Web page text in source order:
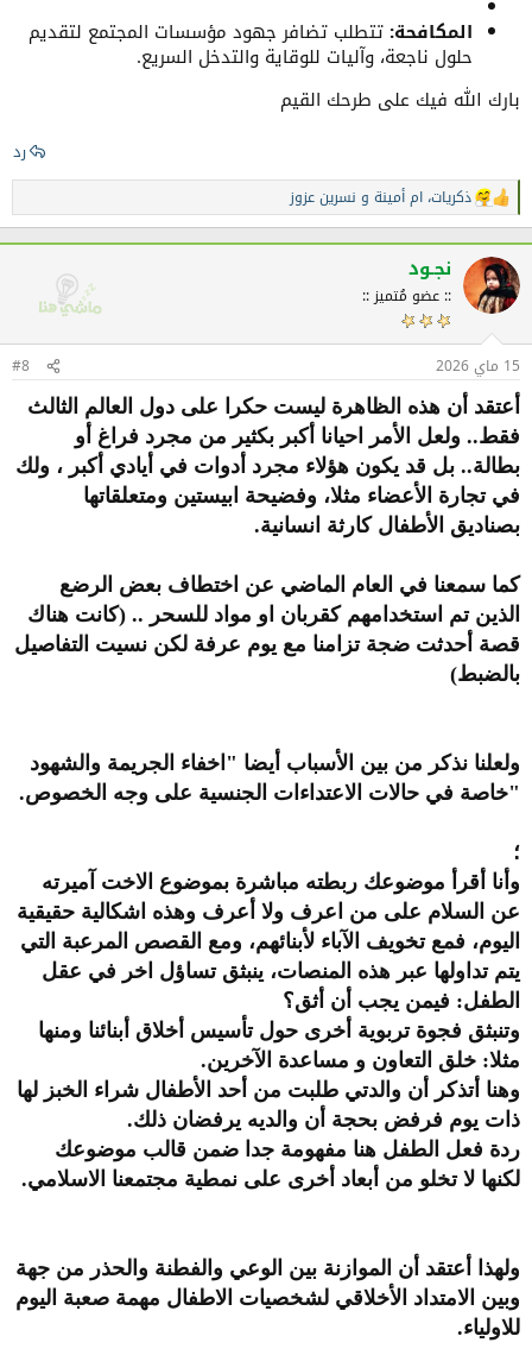
شاركونا تفاعلكم تعليقاتكم و ردودكمالمكافحة: تتطلب تضافر جهود مؤسسات المجتمع لتقديم
حلول ناجعة، وآليات للوقاية والتدخل السريع.
بارك الله فيك على طرحك القيم
رد
ا
ل
ت
ف
ا
ع
ا
ت
:
ذكريات، ام أمينة و نسرين عزوز
نجـود
:: عضو مُتميز ::
15 ماي 2026 #8
أعتقد أن هذه الظاهرة ليست حكرا على دول العالم الثالث
فقط.. ولعل الأمر احيانا أكبر بكثير من مجرد فراغ أو
بطالة.. بل قد يكون هؤلاء مجرد أدوات في أيادي أكبر ، ولك
في تجارة الأعضاء مثلا، وفضيحة ابيستين ومتعلقاتها
بصناديق الأطفال كارثة انسانية.
كما سمعنا في العام الماضي عن اختطاف بعض الرضع
الذين تم استخدامهم كقربان او مواد للسحر .. (كانت هناك
قصة أحدثت ضجة تزامنا مع يوم عرفة لكن نسيت التفاصيل
بالضبط)
ولعلنا نذكر من بين الأسباب أيضا "اخفاء الجريمة والشهود
"خاصة في حالات الاعتداءات الجنسية على وجه الخصوص.
؛
وأنا أقرأ موضوعك ربطته مباشرة بموضوع الاخت آميرته
عن السلام على من اعرف ولا أعرف وهذه اشكالية حقيقية
اليوم، فمع تخويف الآباء لأبنائهم، ومع القصص المرعبة التي
يتم تداولها عبر هذه المنصات، ينبثق تساؤل اخر في عقل
الطفل: فيمن يجب أن أثق؟
وتنبثق فجوة تربوية أخرى حول تأسيس أخلاق أبنائنا ومنها
مثلا: خلق التعاون و مساعدة الآخرين.
وهنا أتذكر أن والدتي طلبت من أحد الأطفال شراء الخبز لها
ذات يوم فرفض بحجة أن والديه يرفضان ذلك.
ردة فعل الطفل هنا مفهومة جدا ضمن قالب موضوعك
لكنها لا تخلو من أبعاد أخرى على نمطية مجتمعنا الاسلامي.
ولهذا أعتقد أن الموازنة بين الوعي والفطنة والحذر من جهة
وبين الامتداد الأخلاقي لشخصيات الاطفال مهمة صعبة اليوم
للاولياء.